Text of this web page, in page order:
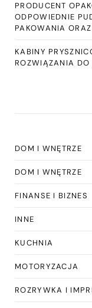
PRODUCENT
ODPOWIEDNIE
PAKOWANIA
KABINY
ROZWIĄZANIA
DOM I WNĘTRZE
DOM I WNĘTRZE
FINANSE I BIZNES
INNE
KUCHNIA
MOTORYZACJA
ROZRYWKA I